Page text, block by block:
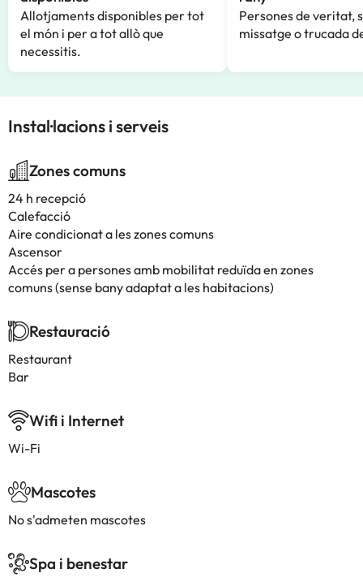
Allotjaments disponibles per tot
el món i per a tot allò que
necessitis.
Persones de veritat,
missatge o trucada
Instal·lacions i serveis
Zones comuns
24 h recepció
Calefacció
Aire condicionat a les zones comuns
Ascensor
Accés per a persones amb mobilitat reduïda en zones
comuns (sense bany adaptat a les habitacions)
Restauració
Restaurant
Bar
Wifi i Internet
Wi-Fi
Mascotes
No s'admeten mascotes
Spa i benestar